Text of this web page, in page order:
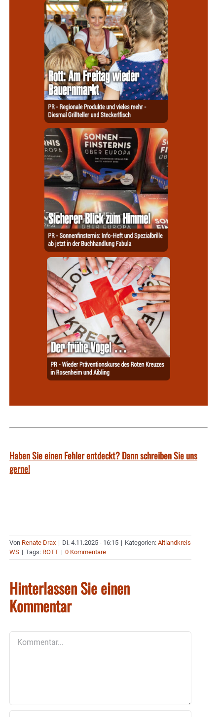
Haben Sie einen Fehler entdeckt? Dann schreiben Sie uns
gerne!
Von Renate Drax | Di. 4.11.2025 - 16:15 | Kategorien: Altlandkreis
WS | Tags: ROTT | 0 Kommentare
Hinterlassen Sie einen
Kommentar